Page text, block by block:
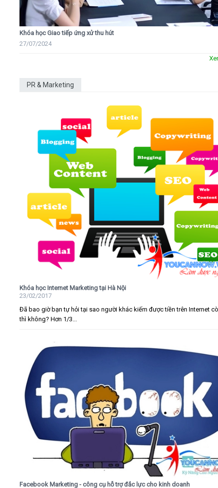
Khóa học Giao tiếp ứng xử thu hút
27/07/2024
PR & Marketing
Khóa học Internet Marketing tại Hà Nội
23/02/2017
Đã bao giờ bạn tự hỏi tại sao người khác kiếm được tiền trên Internet
thì không? Hơn 1/3...
Facebook Marketing - công cụ hỗ trợ đắc lực cho kinh doanh